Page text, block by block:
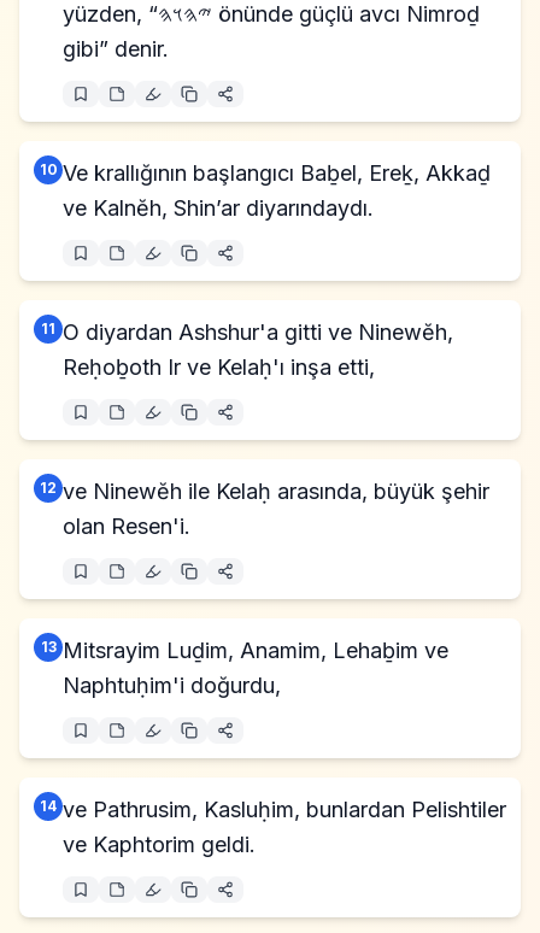
yüzden, “𐤉𐤄𐤅𐤄 önünde güçlü avcı Nimroḏ
gibi” denir.
10 Ve krallığının başlangıcı Baḇel, Ereḵ, Akkaḏ
ve Kalnĕh, Shin’ar diyarındaydı.
11 O diyardan Ashshur'a gitti ve Ninewĕh,
Reḥoḇoth Ir ve Kelaḥ'ı inşa etti,
12 ve Ninewĕh ile Kelaḥ arasında, büyük şehir
olan Resen'i.
13 Mitsrayim Luḏim, Anamim, Lehaḇim ve
Naphtuḥim'i doğurdu,
14 ve Pathrusim, Kasluḥim, bunlardan Pelishtiler
ve Kaphtorim geldi.